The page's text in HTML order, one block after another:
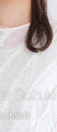
Suzuki
木絢音